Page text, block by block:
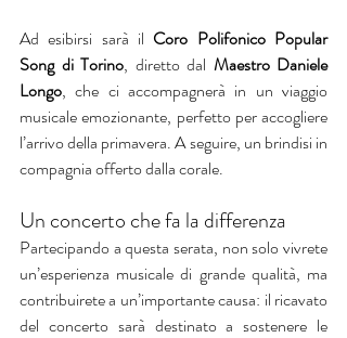
Ad esibirsi sarà il Coro Polifonico Popular
Song di Torino, diretto dal Maestro Daniele
Longo, che ci accompagnerà in un viaggio
musicale emozionante, perfetto per accogliere
l’arrivo della primavera. A seguire, un brindisi in
compagnia offerto dalla corale.
Un concerto che fa la differenza
Partecipando a questa serata, non solo vivrete
un’esperienza musicale di grande qualità, ma
contribuirete a un’importante causa: il ricavato